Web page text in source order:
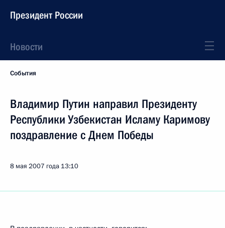
Президент России
Новости
События
Владимир Путин направил Президенту
Республики Узбекистан Исламу Каримову
поздравление с Днем Победы
8 мая 2007 года 13:10